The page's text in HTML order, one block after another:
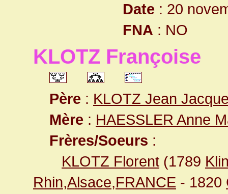
Date : 20
FNA : NO
KLOTZ Françoise
Père : KLOTZ Jean
Mère : HAESSLER Anne
Frères/Soeurs :
KLOTZ Florent (1789
Rhin,Alsace,FRANCE - 1820